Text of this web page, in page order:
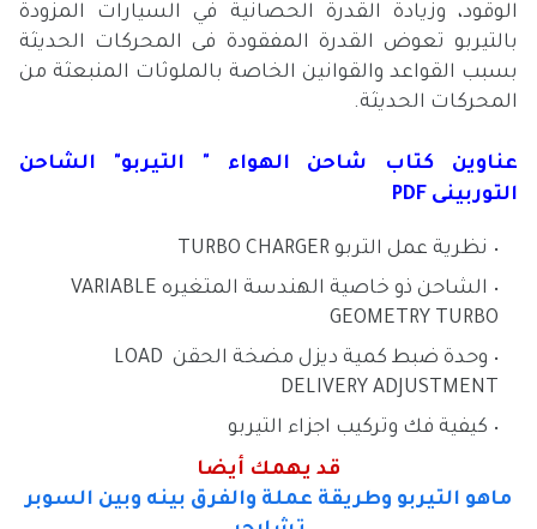
الوقود، وزيادة القدرة الحصانية في السيارات المزودة
بالتيربو تعوض القدرة المفقودة فى المحركات الحديثة
بسبب القواعد والقوانين الخاصة بالملوثات المنبعثة من
المحركات الحديثة.
عناوين كتاب شاحن الهواء " التيربو" الشاحن
التوربينى PDF
نظرية عمل التربو TURBO CHARGER
الشاحن ذو خاصية الهندسة المتغيره VARIABLE
GEOMETRY TURBO
وحدة ضبط كمية ديزل مضخة الحقن LOAD
DELIVERY ADJUSTMENT
كيفية فك وتركيب اجزاء التيربو
قد يهمك أيضا
ماهو التيربو وطريقة عملة والفرق بينه وبين السوبر